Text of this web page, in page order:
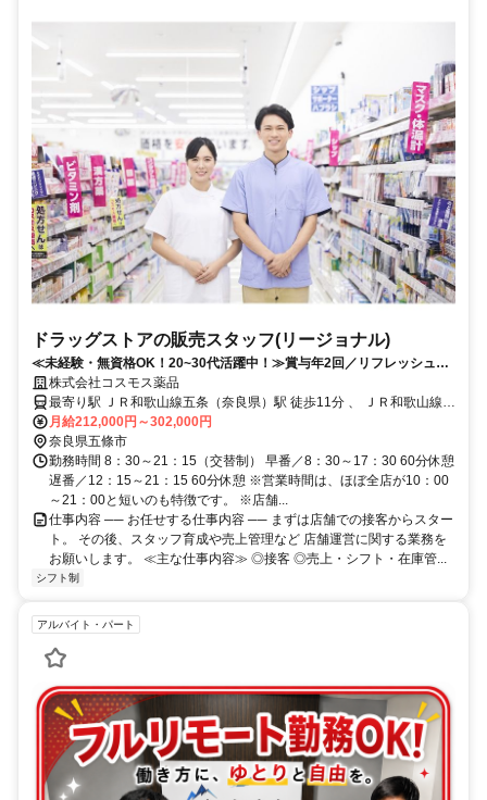
ドラッグストアの販売スタッフ(リージョナル)
≪未経験・無資格OK！20~30代活躍中！≫賞与年2回／リフレッシュ休
暇取得率100％／研修制度充実
株式会社コスモス薬品
最寄り駅 ＪＲ和歌山線五条（奈良県）駅 徒歩11分 、 ＪＲ和歌山線大
和二見駅 徒歩32分 、 ＪＲ和歌山線北宇智駅 徒歩46分
月給212,000円～302,000円
奈良県五條市
勤務時間 8：30～21：15（交替制） 早番／8：30～17：30 60分休憩
遅番／12：15～21：15 60分休憩 ※営業時間は、ほぼ全店が10：00
～21：00と短いのも特徴です。 ※店舗...
仕事内容 ── お任せする仕事内容 ── まずは店舗での接客からスター
ト。 その後、スタッフ育成や売上管理など 店舗運営に関する業務を
お願いします。 ≪主な仕事内容≫ ◎接客 ◎売上・シフト・在庫管...
シフト制
アルバイト・パート